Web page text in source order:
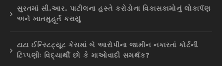
સુરતમાં સી.આર. પાટીલના હસ્તે કરોડોના વિકાસકામોનું લોકાર્પણ
અને ખાતમુહૂર્ત કરાયું
ટાટા ઈન્સ્ટિટ્યૂટ કેસમાં બે આરોપીના જામીન નકારતાં કોર્ટની
ટિપ્પણીઃ વિદ્યાર્થી છો કે માઓવાદી સમર્થક?